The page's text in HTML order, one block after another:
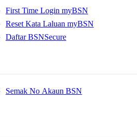
First Time Login myBSN
Reset Kata Laluan myBSN
Daftar BSNSecure
Semak No Akaun BSN